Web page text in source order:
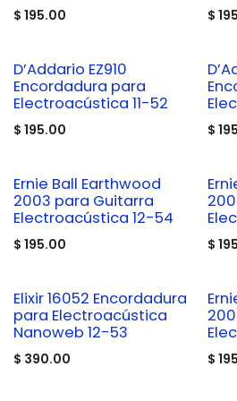
$ 195.00 $
D’Addario EZ910
Encordadura para
Electroacústica 11-52
$ 195.00 $
Ernie Ball Earthwood
2003 para Guitarra
Electroacústica 12-54
$ 195.00 $
Elixir 16052 Encordadura
para Electroacústica
Nanoweb 12-53
$ 390.00 $